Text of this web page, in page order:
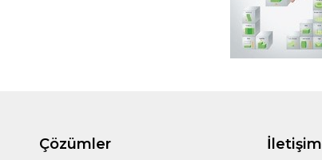
Çözümler İletişim